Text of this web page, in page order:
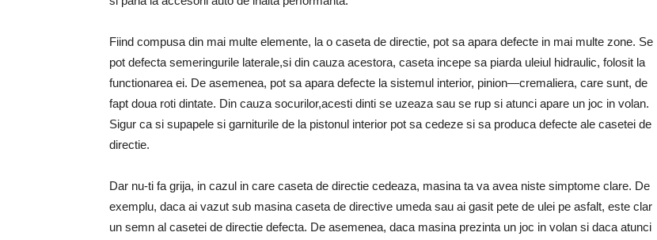
Fiind compusa din mai multe elemente, la o caseta de directie, pot sa apara defecte in mai multe zone. Se
pot defecta semeringurile laterale,si din cauza acestora, caseta incepe sa piarda uleiul hidraulic, folosit la
functionarea ei. De asemenea, pot sa apara defecte la sistemul interior, pinion—cremaliera, care sunt, de
fapt doua roti dintate. Din cauza socurilor,acesti dinti se uzeaza sau se rup si atunci apare un joc in volan.
Sigur ca si supapele si garniturile de la pistonul interior pot sa cedeze si sa produca defecte ale casetei de
directie.
Dar nu-ti fa grija, in cazul in care caseta de directie cedeaza, masina ta va avea niste simptome clare. De
exemplu, daca ai vazut sub masina caseta de directive umeda sau ai gasit pete de ulei pe asfalt, este clar
un semn al casetei de directie defecta. De asemenea, daca masina prezinta un joc in volan si daca atunci